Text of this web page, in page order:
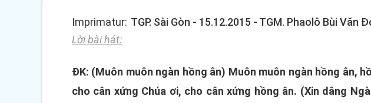
Imprimatur: TGP. Sài Gòn - 15.12.2015 - TGM. Phaolô Bùi Văn
Lời bài hát:
ĐK: (Muôn muôn ngàn hồng ân) Muôn muôn ngàn hồng ân,
cho cân xứng Chúa ơi, cho cân xứng hồng ân. (Xin dâng